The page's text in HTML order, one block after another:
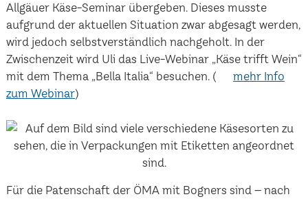
Allgäuer Käse-Seminar übergeben. Dieses musste
aufgrund der aktuellen Situation zwar abgesagt werden,
wird jedoch selbstverständlich nachgeholt. In der
Zwischenzeit wird Uli das Live-Webinar „Käse trifft Wein“
mit dem Thema „Bella Italia“ besuchen. (
mehr Info
zum Webinar)
Für die Patenschaft der ÖMA mit Bogners sind – nach